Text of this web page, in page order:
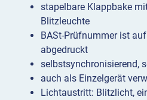
stapelbare Klappbake
Blitzleuchte
BASt-Prüfnummer ist
abgedruckt
selbstsynchronisierend,
auch als Einzelgerät
Lichtaustritt: Blitzlicht,